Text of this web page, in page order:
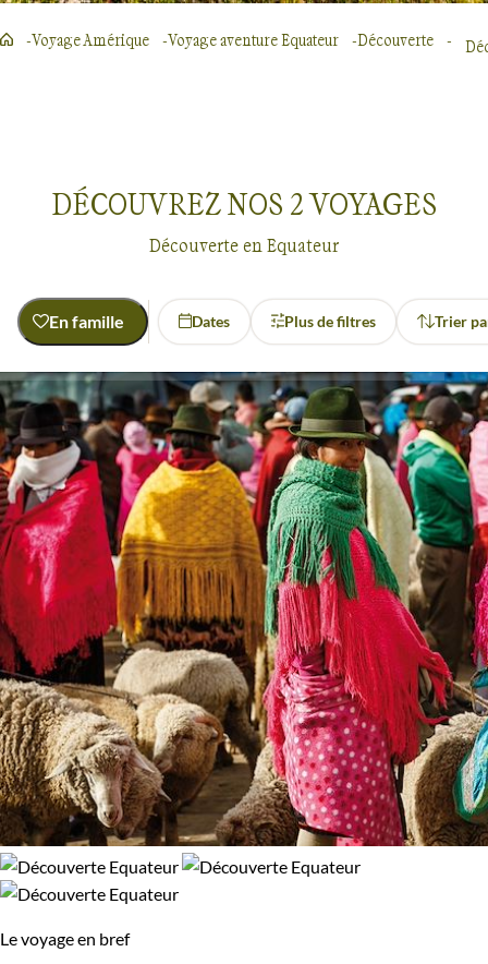
DécouverteEquateur
100% de satisfaction(6 avis)
Voyage Amérique Voyage aventure Equateur Découverte
DÉCOUVREZ NOS 2VOYAGES
Découverte en Equateur
En famille Dates Plus de filtres Trier
Activité
Découverte
Environnement
Bord de mer et îles Volcans
Le voyage en bref